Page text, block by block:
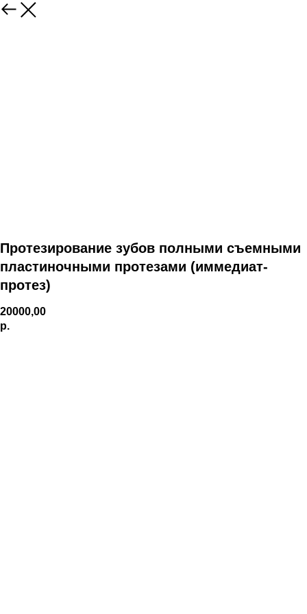
Протезирование зубов полными съемными
пластиночными протезами (иммедиат-
протез)
20000,00
р.